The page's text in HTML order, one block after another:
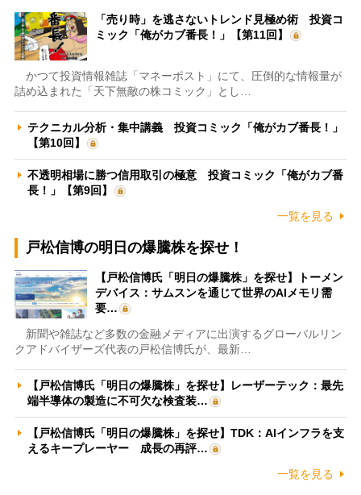
「売り時」を逃さないトレンド見極め術 投資コ
ミック「俺がカブ番長！」【第11回】
かつて投資情報雑誌「マネーポスト」にて、圧倒的な情報量が
詰め込まれた「天下無敵の株コミック」とし…
テクニカル分析・集中講義 投資コミック「俺がカブ番長！」
【第10回】
不透明相場に勝つ信用取引の極意 投資コミック「俺がカブ番
長！」【第9回】
一覧を見る
戸松信博の明日の爆騰株を探せ！
【戸松信博氏「明日の爆騰株」を探せ】トーメン
デバイス：サムスンを通じて世界のAIメモリ需
要…
新聞や雑誌など多数の金融メディアに出演するグローバルリン
クアドバイザーズ代表の戸松信博氏が、最新…
【戸松信博氏「明日の爆騰株」を探せ】レーザーテック：最先
端半導体の製造に不可欠な検査装…
【戸松信博氏「明日の爆騰株」を探せ】TDK：AIインフラを支
えるキープレーヤー 成長の再評…
一覧を見る